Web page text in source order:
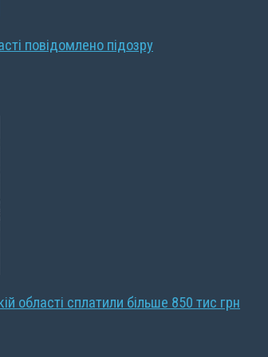
повідомлено підозру
області сплатили більше 850 тис грн